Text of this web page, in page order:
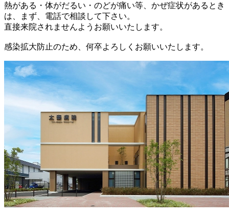
熱がある・体がだるい・のどが痛い等、かぜ症状があるとき
は、まず、電話で相談して下さい。
直接来院されませんようお願いいたします。
感染拡大防止のため、何卒よろしくお願いいたします。